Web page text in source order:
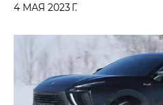
4 МАЯ 2023 Г.